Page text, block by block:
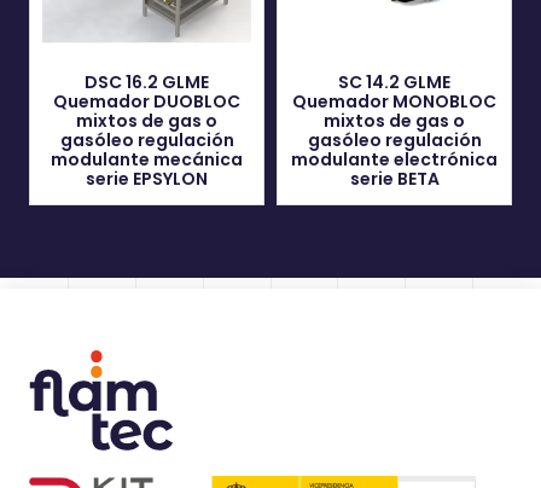
DSC 16.2 GLME
Quemador DUOBLOC
mixtos de gas o
gasóleo regulación
modulante mecánica
serie EPSYLON
SC 14.2 GLME
Quemador MONOBLOC
mixtos de gas o
gasóleo regulación
modulante electrónica
serie BETA